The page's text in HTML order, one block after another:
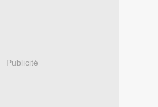
Publicité